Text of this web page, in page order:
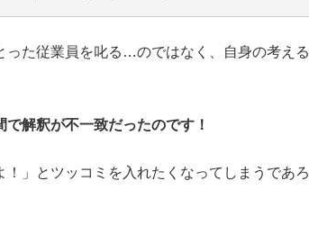
った従業員を叱る…のではなく、自身の考える
で解釈が不一致だったのです！
」とツッコミを入れたくなってしまうであろ